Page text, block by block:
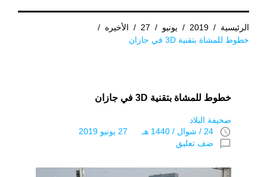
الرئيسية /
2019
/ يونيو /
27
/ الأخيره /
خطوط للمشاة بتقنية 3D في جازان
خطوط للمشاة بتقنية 3D في جازان
صحيفة البلاد
access_time 24 / شوال / 1440 هـ 27 يونيو 2019
chat_bubble_outline ضف تعليق